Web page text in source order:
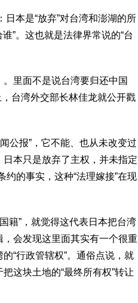
本是“放弃”对台湾和澎湖的所
”。这也就是法律界常说的“台
里面不是说台湾要归还中国
台湾外交部长林佳龙就公开戳
公报”，它不能、也从未改变过
本只是放弃了主权，并未指定
的事实，这种“法理嫁接”在现
籍”，就觉得这代表日本把台湾
会发现这里面其实有一个很重
“行政管辖权”。通俗点说，就
这块土地的“最终所有权”转让